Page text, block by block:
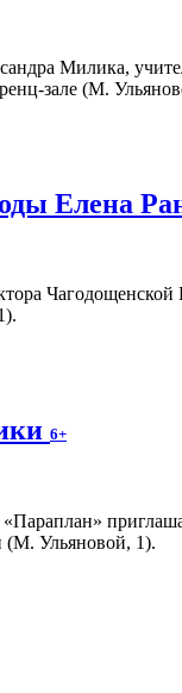
Милика,
зале (М.
Елена
6+
(М. Ульяновой, 1).